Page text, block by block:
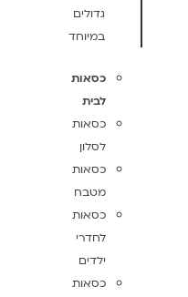
גדולים
במיוחד
כסאות
לבית
כסאות
לסלון
כסאות
מטבח
כסאות
לחדרי
ילדים
כסאות